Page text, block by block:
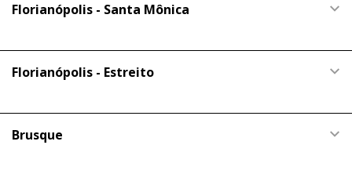
Florianópolis - Santa Mônica
Florianópolis - Estreito
Brusque